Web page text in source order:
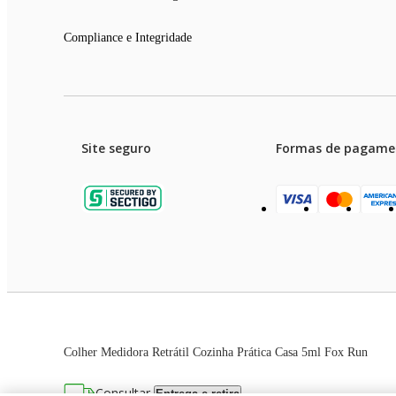
Colher Medidora Retrátil Cozinha Prática Casa 5ml Fox Run
Compliance e Integridade
Site seguro Formas de
As imagens dos produtos são meramente